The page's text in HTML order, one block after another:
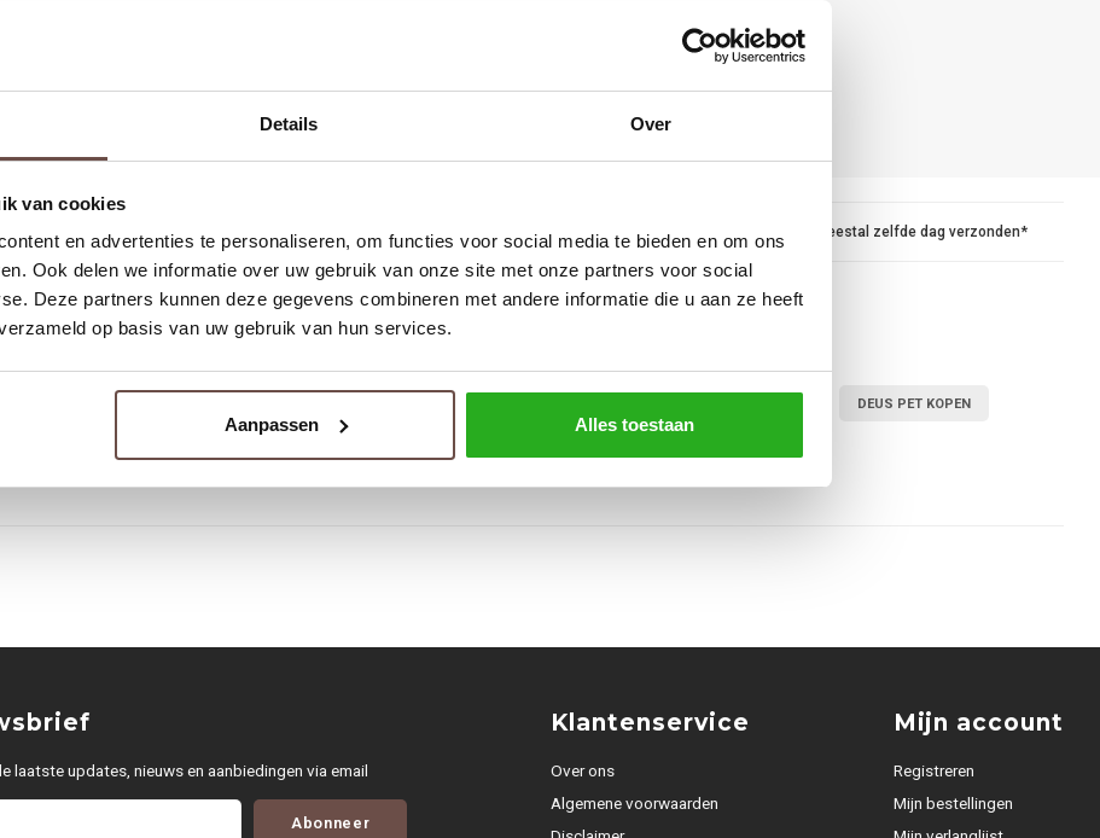
Details Over
van cookies
en advertenties te personaliseren, om functies voor social media te bieden en om ons
Ook delen we informatie over uw gebruik van onze site met onze partners voor social
Deze partners kunnen deze gegevens combineren met andere informatie die u aan ze heeft
op basis van uw gebruik van hun services.
Aanpassen Alles toestaan
Groot deel van de collectie hebben we ook in de winkel in Alkmaar Voor 15.00 besteld, meestal zelfde dag verzonden*
Tags
DEUS PET KOPEN
laatste updates, nieuws en aanbiedingen via email
Abonneer
Klantenservice
Over ons
Algemene voorwaarden
Mijn account
Registreren
Mijn bestellingen